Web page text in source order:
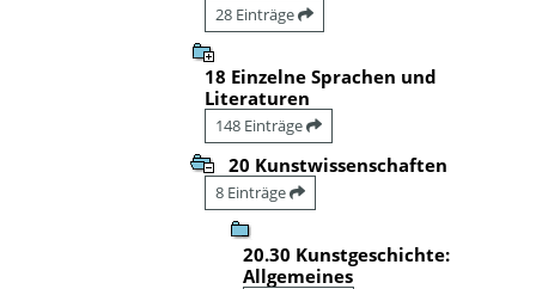
28 Einträge
18 Einzelne Sprachen und
Literaturen
148 Einträge
20 Kunstwissenschaften
8 Einträge
20.30 Kunstgeschichte:
Allgemeines